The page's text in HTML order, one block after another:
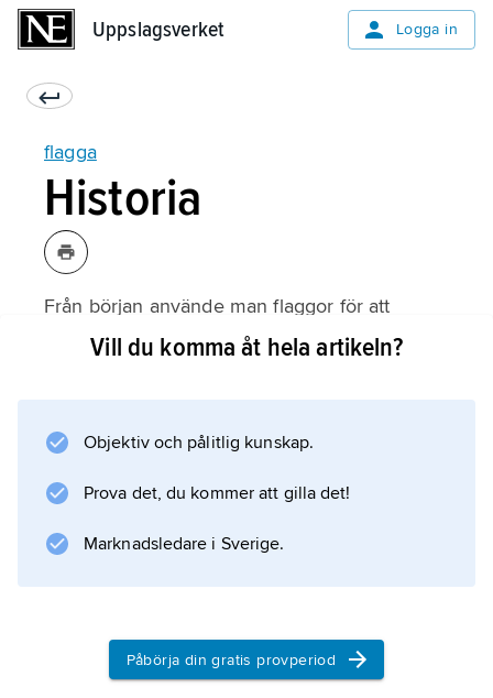
Uppslagsverket Logga in
flagga
Historia
Från början använde man flaggor för att
kunna känna igen varandra. När man såg
vänner eller fiender som närmade sig. De
första flaggorna var
Vill du komma åt hela artikeln?
Objektiv och pålitlig kunskap.
Prova det, du kommer att gilla det!
Marknadsledare i Sverige.
Påbörja din gratis provperiod